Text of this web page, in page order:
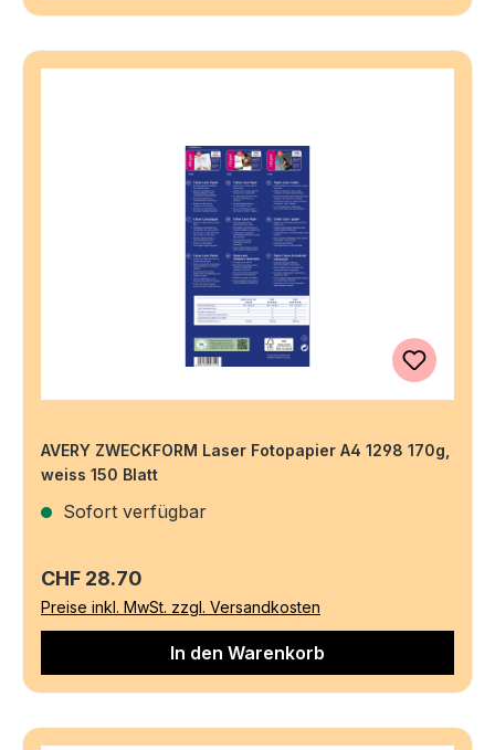
AVERY ZWECKFORM Laser Fotopapier A4 1298 170g,
weiss 150 Blatt
Sofort verfügbar
Regulärer Preis:
CHF 28.70
Preise inkl. MwSt. zzgl. Versandkosten
In den Warenkorb